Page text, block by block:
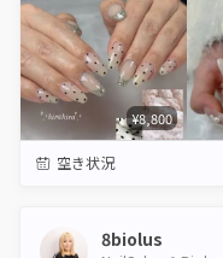
¥8,800
空き状況
8biolus